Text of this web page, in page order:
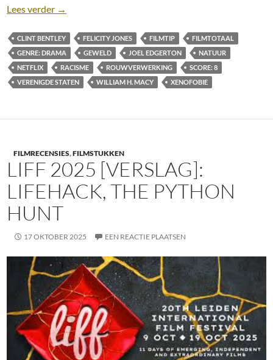
Lees verder Recensie: Train Dreams [Clint Bentley; Netflix,
→
CLINT BENTLEY FELICITY JONES FILMTIP
FILMTOTAAL
GENRE: DRAMA
GEWELD JOEL EDGERTON
NATUUR
NETFLIX
RACISME ROUWVERWERKING
SCORE: 8
VERENIGDE STATEN
WILLIAM H. MACY XENOFOBIE
FILMRECENSIES,FILMSTUKKEN
LIFF 2025 [VERSLAG]:
LIFEHACK, THE PYTHON
HUNT
17 OKTOBER 2025 EEN REACTIE PLAATSEN